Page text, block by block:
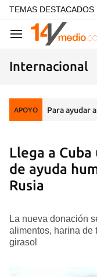
common.go-to-content
TEMAS DESTACADOS
Navegación
Internacional
APOYO Para ayudar
Llega a
de ayuda
Rusia
La nueva donación
alimentos, harina de
girasol